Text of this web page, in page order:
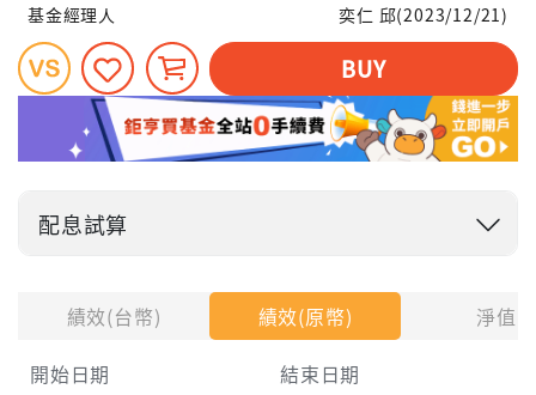
績效(台幣) 績效(原幣)
淨值
開始日期
結束日期
基金經理人
奕仁 邱(2023/12/21)
BUY
配息試算
試算區間